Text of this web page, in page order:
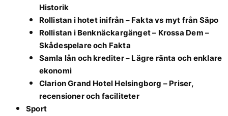
Historik
Rollistan i hotet inifrån – Fakta vs myt från Säpo
Rollistan i Benknäckargänget – Krossa Dem –
Skådespelare och Fakta
Samla lån och krediter – Lägre ränta och enklare
ekonomi
Clarion Grand Hotel Helsingborg – Priser,
recensioner och faciliteter
Sport